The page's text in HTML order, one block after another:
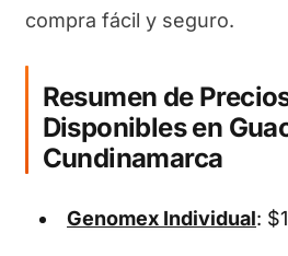
compra fácil y seguro.
Resumen de
Disponibles en
Cundinamarca
Genomex Individual: